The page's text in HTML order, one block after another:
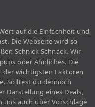
auf die Einfachheit und
Die Webseite wird so
Schnick Schnack. Wir
oder Ähnliches. Die
wichtigsten Faktoren
Solltest du dennoch
Darstellung eines Deals,
auch über Vorschläge